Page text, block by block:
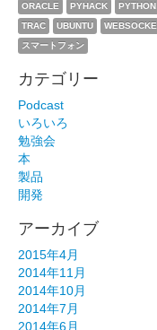
ORACLE
PYHACK PYTHON
TRAC
UBUNTU
スマートフォン
カテゴリー
Podcast
いろいろ
勉強会
本
製品
開発
アーカイブ
2015年4月
2014年11月
2014年10月
2014年7月
2014年6月